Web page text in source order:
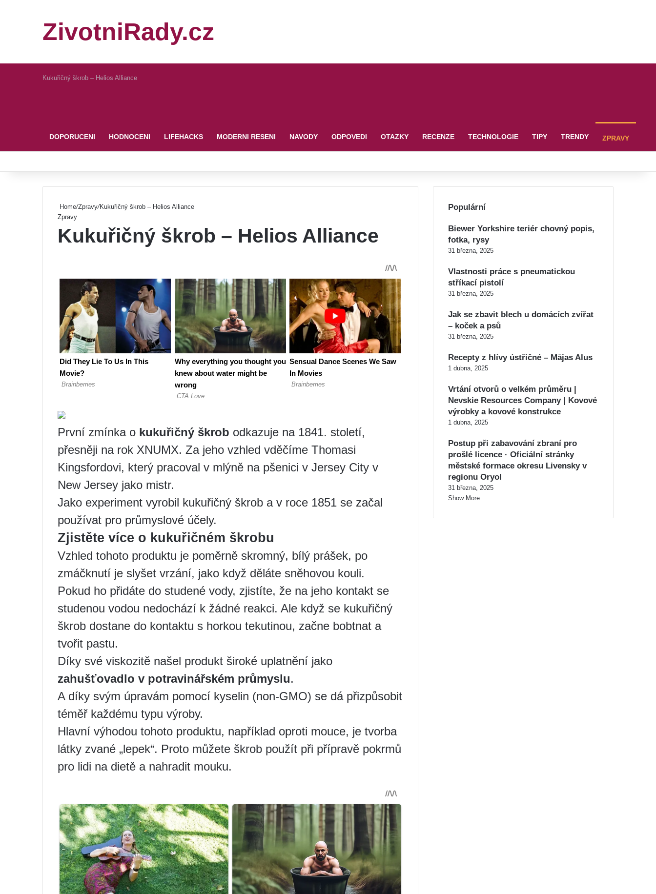
ZivotniRady.cz
Kukuřičný škrob – Helios Alliance
DOPORUCENI HODNOCENI LIFEHACKS MODERNI RESENI NAVODY ODPOVEDI OTAZKY RECENZE TECHNOLOGIE TIPY TRENDY ZPRAVY
Home/Zpravy/Kukuřičný škrob – Helios Alliance
Zpravy
Kukuřičný škrob – Helios Alliance
První zmínka o kukuřičný škrob odkazuje na 1841. století,
přesněji na rok XNUMX. Za jeho vzhled vděčíme Thomasi
Kingsfordovi, který pracoval v mlýně na pšenici v Jersey City v
New Jersey jako mistr.
Jako experiment vyrobil kukuřičný škrob a v roce 1851 se začal
používat pro průmyslové účely.
Zjistěte více o kukuřičném škrobu
Vzhled tohoto produktu je poměrně skromný, bílý prášek, po
zmáčknutí je slyšet vrzání, jako když děláte sněhovou kouli.
Pokud ho přidáte do studené vody, zjistíte, že na jeho kontakt se
studenou vodou nedochází k žádné reakci. Ale když se kukuřičný
škrob dostane do kontaktu s horkou tekutinou, začne bobtnat a
tvořit pastu.
Díky své viskozitě našel produkt široké uplatnění jako
zahušťovadlo v potravinářském průmyslu.
A díky svým úpravám pomocí kyselin (non-GMO) se dá přizpůsobit
téměř každému typu výroby.
Hlavní výhodou tohoto produktu, například oproti mouce, je tvorba
látky zvané „lepek“. Proto můžete škrob použít při přípravě pokrmů
pro lidi na dietě a nahradit mouku.
Populární
Biewer Yorkshire teriér chovný popis,
fotka, rysy
31 března, 2025
Vlastnosti práce s pneumatickou
stříkací pistolí
31 března, 2025
Jak se zbavit blech u domácích zvířat
– koček a psů
31 března, 2025
Recepty z hlívy ústřičné – Mājas Alus
1 dubna, 2025
Vrtání otvorů o velkém průměru |
Nevskie Resources Company | Kovové
výrobky a kovové konstrukce
1 dubna, 2025
Postup při zabavování zbraní pro
prošlé licence · Oficiální stránky
městské formace okresu Livensky v
regionu Oryol
31 března, 2025
Show More